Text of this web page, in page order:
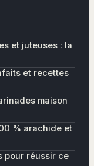
et juteuses : la
et recettes
maison
% arachide et
pour réussir ce